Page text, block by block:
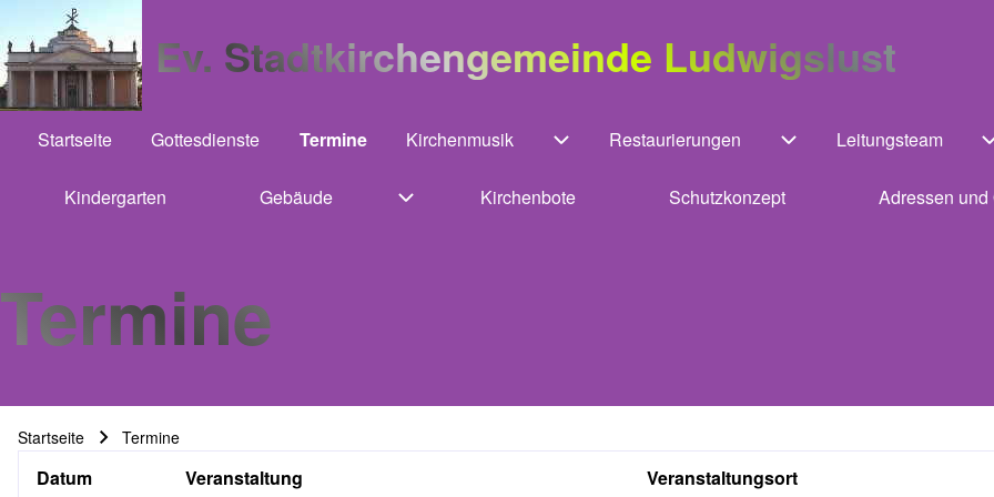
Ev. Stadtkirchengemeinde Ludwigslust
Hauptnavigation
Startseite Gottesdienste Termine Kirchenmusik
Unternavigation von Kirchenmusik
Restaurierungen
Unternavigation von
Leitungsteam
Kindergarten(opens in new tab)Gebäude Kirchenbote Schutzkonzept Adressen
Termine
Pfadnavigation
Startseite Termine
Datum Veranstaltung Veranstaltungsort